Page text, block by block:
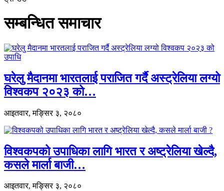
सम्बन्धित समाचार
घरेलु मैदानमा भारतलाई पराजित गर्दै अस्ट्रेलिया लग्यो
विश्वकप २०२३ को…
आइतवार, मङ्सिर ३, २०८०
विश्वकपको उपाधिका लागि भारत र अष्ट्रेलिया खेल्दै,
कसले मार्ला बाजी…
आइतवार, मङ्सिर ३, २०८०